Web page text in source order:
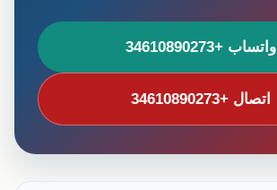
واتساب +34610890273
اتصال +34610890273